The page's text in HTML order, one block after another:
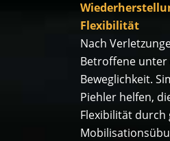
Flexibilität
Nach
Betroffene
Beweglichkeit.
Piehler helfen,
Flexibilität durch